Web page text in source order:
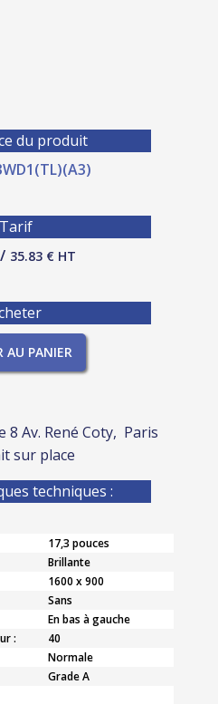
du produit
Tarif
/ 35.83 € HT
AU PANIER
8 Av. René Coty, Paris
sur place
techniques :
17,3 pouces
Brillante
1600 x 900
Sans
En bas à gauche
:
40
Normale
Grade A